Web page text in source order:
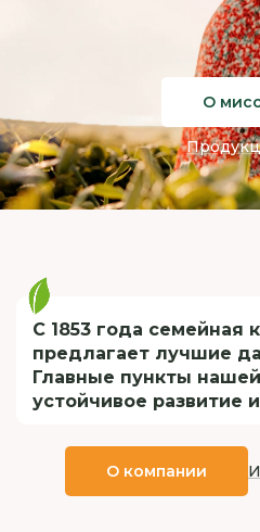
О
С 1853 года семейная
предлагает лучшие
Главные пункты
устойчивое развитие
О компании